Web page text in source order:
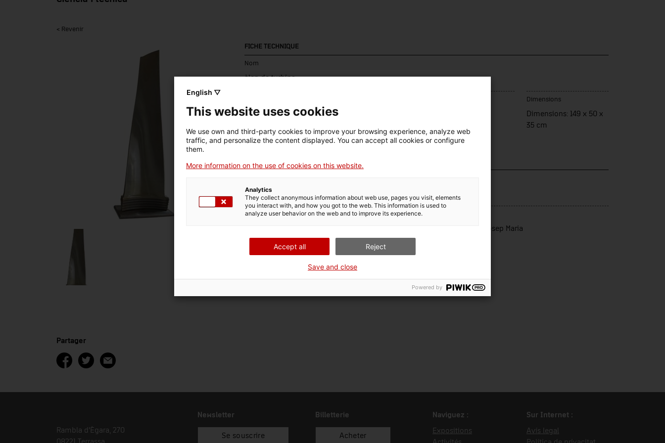
< Revenir
FICHE TECHNIQUE
Nom
àlep de turbina
13517
Dimensions
Dimensions: 149 x 50 x
35 cm
DONNÉES DU MUSÉE
Ciència i tècnica
Date d’entrée Type d’entrée
Badia i Batalla, Josep Maria
Partager
Rambla d'Ègara, 270
Newsletter
Se souscrire
Billetterie
Acheter
Naviguez :
Expositions
Sur Internet :
Avís legal
English ▽
This website uses cookies
We use own and third-party cookies to improve your browsing experience, analyze web
traffic, and personalize the content displayed. You can accept all cookies or configure
them.
More information on the use of cookies on this website.
Analytics
They collect anonymous information about web use, pages you visit, elements
you interact with, and how you got to the web. This information is used to
analyze user behavior on the web and to improve its experience.
Accept all Reject
Save and close
Powered by